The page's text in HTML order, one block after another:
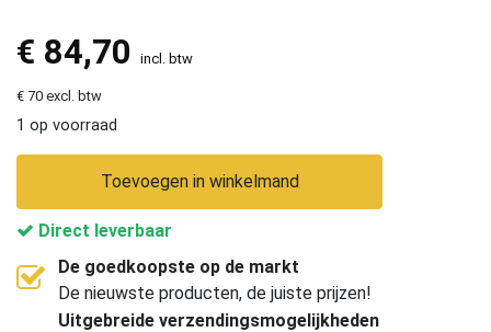
€ 84,70 incl. btw
€ 70 excl. btw
1 op voorraad
Toevoegen in winkelmand
Direct leverbaar
De goedkoopste op de markt
De nieuwste producten, de juiste prijzen!
Uitgebreide verzendingsmogelijkheden